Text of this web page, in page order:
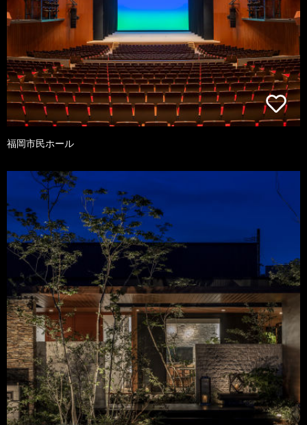
福岡市民ホール